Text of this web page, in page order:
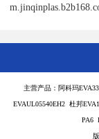
主营产品：阿科玛
EVAUL05540EH2 杜邦
PA6